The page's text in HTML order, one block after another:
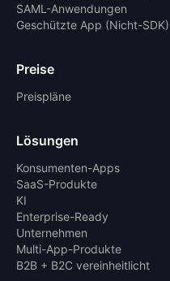
SAML-Anwendungen
Geschützte App (Nicht-SDK)
Preise
Preispläne
Lösungen
Konsumenten-Apps
SaaS-Produkte
KI
Enterprise-Ready
Unternehmen
Multi-App-Produkte
B2B + B2C vereinheitlicht